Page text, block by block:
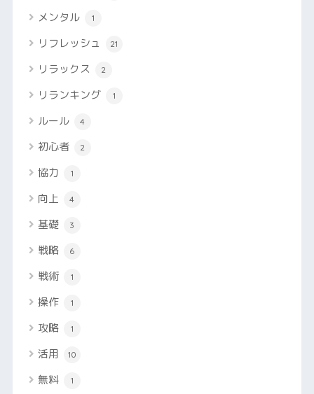
メンタル 1
リフレッシュ 21
リラックス 2
リランキング 1
ルール 4
初心者 2
協力 1
向上 4
基礎 3
戦略 6
戦術 1
操作 1
攻略 1
活用 10
無料 1